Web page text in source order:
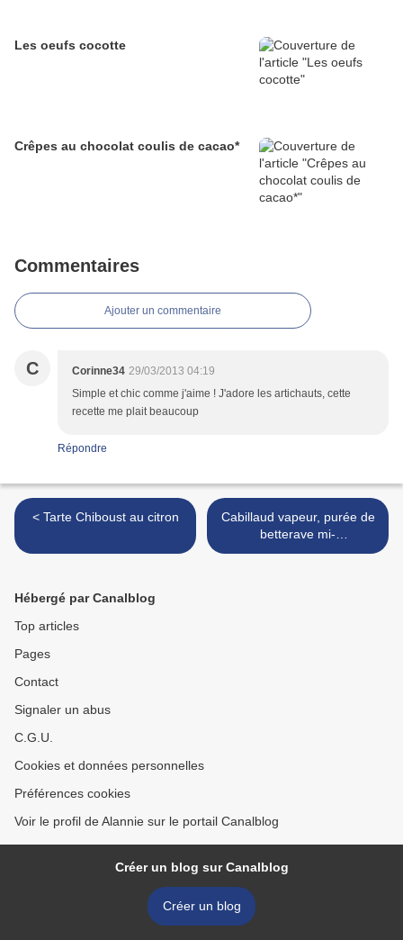
Les oeufs cocotte
Crêpes au chocolat coulis de cacao*
Commentaires
Ajouter un commentaire
C Corinne34 29/03/2013 04:19
Simple et chic comme j'aime ! J'adore les artichauts, cette
recette me plait beaucoup
Répondre
< Tarte Chiboust au citron
Cabillaud vapeur, purée de
betterave mi-
cuite,condiment fruits secs-
Hébergé par Canalblog
Top articles
Pages
Contact
Signaler un abus
C.G.U.
Cookies et données personnelles
Préférences cookies
Voir le profil de Alannie sur le portail Canalblog
Créer un blog sur Canalblog
Créer un blog